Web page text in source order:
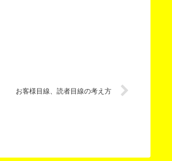
お客様目線、読者目線の考え方